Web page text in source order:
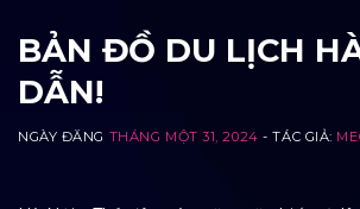
BẢN ĐỒ DU LỊCH
DẪN!
NGÀY ĐĂNG THÁNG MỘT 31, 2024 - TÁC GIẢ: